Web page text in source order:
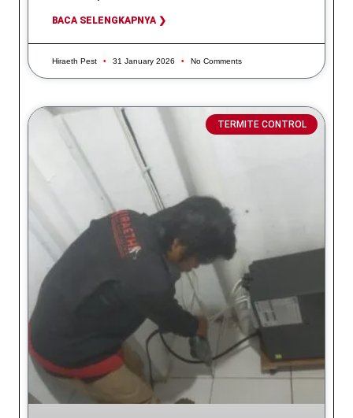
BACA SELENGKAPNYA ❯
Hiraeth Pest 31 January 2026 No Comments
TERMITE CONTROL